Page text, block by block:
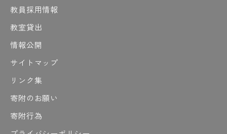
教員採用情報
教室貸出
情報公開
サイトマップ
リンク集
寄附のお願い
寄附行為